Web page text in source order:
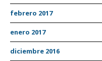
febrero 2017
enero 2017
diciembre 2016